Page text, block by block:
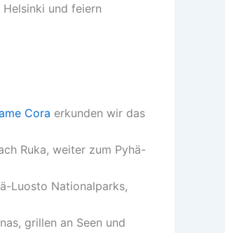
und feiern
Cora erkunden wir das
Ruka, weiter zum Pyhä-
Luosto Nationalparks,
grillen an Seen und